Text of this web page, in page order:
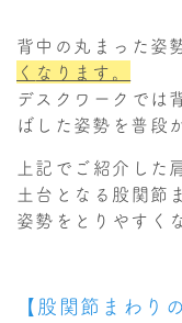
背中の丸まった姿
く なります。
デスクワークでは
ばした姿勢を普段
上記でご紹介した
土台となる股関節
姿勢をとりやすく
【股関節まわり